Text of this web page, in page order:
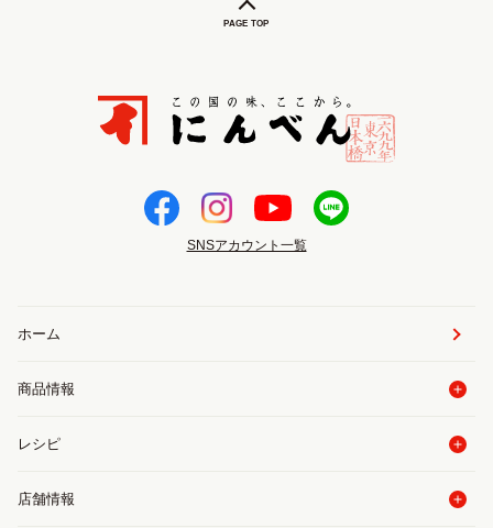
PAGE TOP
SNSアカウント一覧
ホーム
商品情報
レシピ
店舗情報